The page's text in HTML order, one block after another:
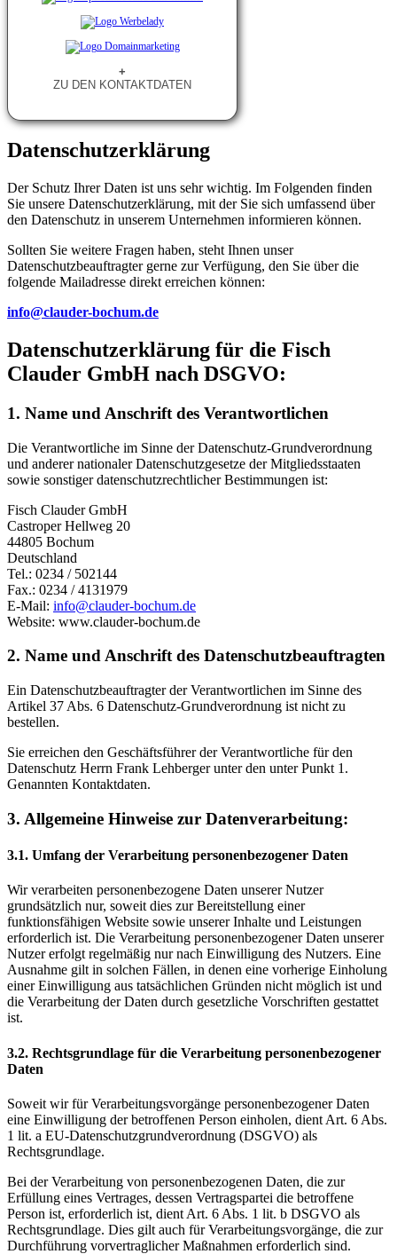
+
ZU DEN KONTAKTDATEN
Datenschutzerklärung
Der Schutz Ihrer Daten ist uns sehr wichtig. Im Folgenden finden
Sie unsere Datenschutzerklärung, mit der Sie sich umfassend über
den Datenschutz in unserem Unternehmen informieren können.
Sollten Sie weitere Fragen haben, steht Ihnen unser
Datenschutzbeauftragter gerne zur Verfügung, den Sie über die
folgende Mailadresse direkt erreichen können:
info@clauder-bochum.de
Datenschutzerklärung für die Fisch
Clauder GmbH nach DSGVO:
1. Name und Anschrift des Verantwortlichen
Die Verantwortliche im Sinne der Datenschutz-Grundverordnung
und anderer nationaler Datenschutzgesetze der Mitgliedsstaaten
sowie sonstiger datenschutzrechtlicher Bestimmungen ist:
Fisch Clauder GmbH
Castroper Hellweg 20
44805 Bochum
Deutschland
Tel.: 0234 / 502144
Fax.: 0234 / 4131979
E-Mail: info@clauder-bochum.de
Website: www.clauder-bochum.de
2. Name und Anschrift des Datenschutzbeauftragten
Ein Datenschutzbeauftragter der Verantwortlichen im Sinne des
Artikel 37 Abs. 6 Datenschutz-Grundverordnung ist nicht zu
bestellen.
Sie erreichen den Geschäftsführer der Verantwortliche für den
Datenschutz Herrn Frank Lehberger unter den unter Punkt 1.
Genannten Kontaktdaten.
3. Allgemeine Hinweise zur Datenverarbeitung:
3.1. Umfang der Verarbeitung personenbezogener Daten
Wir verarbeiten personenbezogene Daten unserer Nutzer
grundsätzlich nur, soweit dies zur Bereitstellung einer
funktionsfähigen Website sowie unserer Inhalte und Leistungen
erforderlich ist. Die Verarbeitung personenbezogener Daten unserer
Nutzer erfolgt regelmäßig nur nach Einwilligung des Nutzers. Eine
Ausnahme gilt in solchen Fällen, in denen eine vorherige Einholung
einer Einwilligung aus tatsächlichen Gründen nicht möglich ist und
die Verarbeitung der Daten durch gesetzliche Vorschriften gestattet
ist.
3.2. Rechtsgrundlage für die Verarbeitung personenbezogener
Daten
Soweit wir für Verarbeitungsvorgänge personenbezogener Daten
eine Einwilligung der betroffenen Person einholen, dient Art. 6 Abs.
1 lit. a EU-Datenschutzgrundverordnung (DSGVO) als
Rechtsgrundlage.
Bei der Verarbeitung von personenbezogenen Daten, die zur
Erfüllung eines Vertrages, dessen Vertragspartei die betroffene
Person ist, erforderlich ist, dient Art. 6 Abs. 1 lit. b DSGVO als
Rechtsgrundlage. Dies gilt auch für Verarbeitungsvorgänge, die zur
Durchführung vorvertraglicher Maßnahmen erforderlich sind.